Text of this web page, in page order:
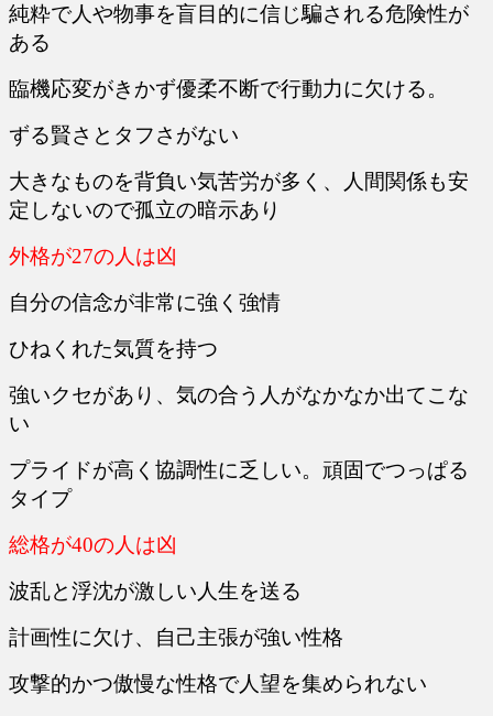
純粋で人や物事を盲目的に信じ騙される危険性が
ある
臨機応変がきかず優柔不断で行動力に欠ける。
ずる賢さとタフさがない
大きなものを背負い気苦労が多く、人間関係も安
定しないので孤立の暗示あり
外格が27の人は凶
自分の信念が非常に強く強情
ひねくれた気質を持つ
強いクセがあり、気の合う人がなかなか出てこな
い
プライドが高く協調性に乏しい。頑固でつっぱる
タイプ
総格が40の人は凶
波乱と浮沈が激しい人生を送る
計画性に欠け、自己主張が強い性格
攻撃的かつ傲慢な性格で人望を集められない